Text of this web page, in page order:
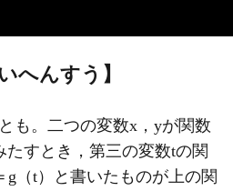
へんすう】
も。二つの変数x，yが関数
たすとき，第三の変数tの関
（t）と書いたものが上の関